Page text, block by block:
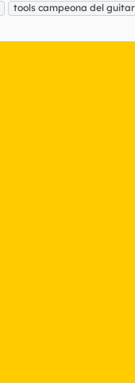
tools campeona del